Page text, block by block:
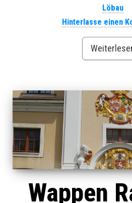
Löbau
Hinterlasse einen
Wappen